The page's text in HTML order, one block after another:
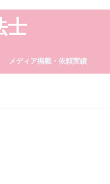
士
メディア掲載・依頼実績